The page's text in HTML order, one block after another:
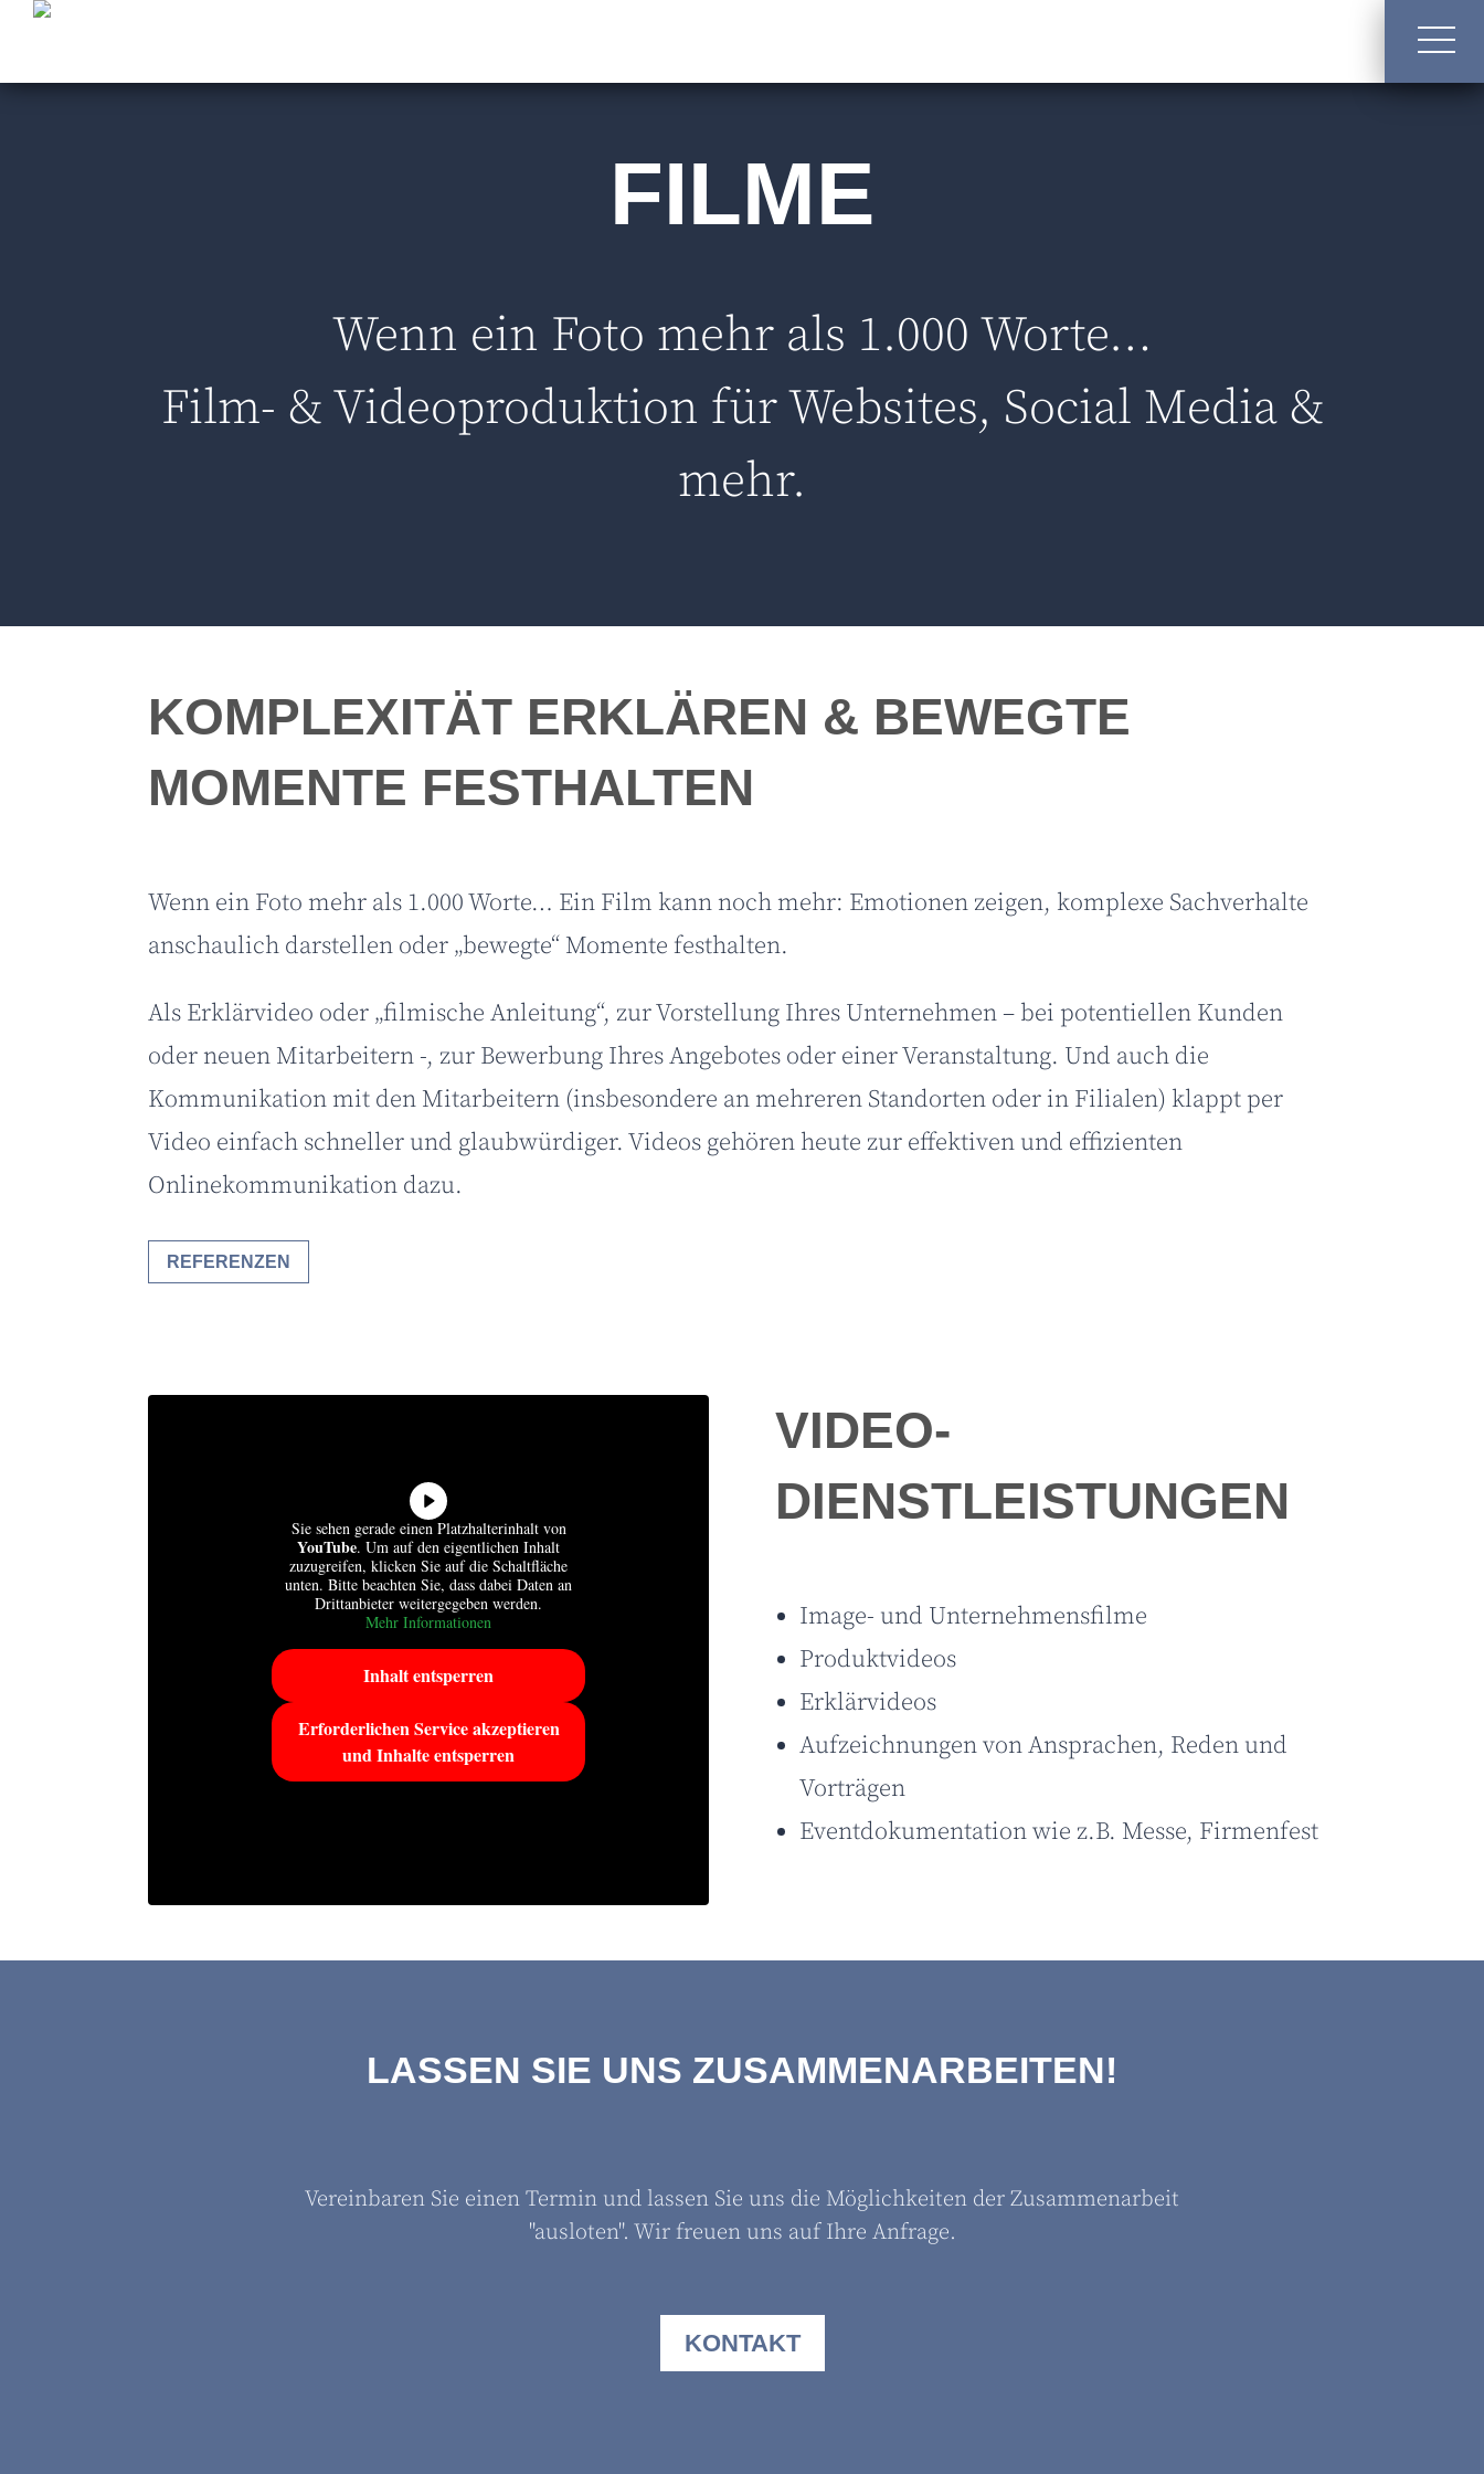
FILME
Wenn ein Foto mehr als 1.000 Worte…
Film- & Videoproduktion für Websites, Social Media &
mehr.
KOMPLEXITÄT ERKLÄREN & BEWEGTE
MOMENTE FESTHALTEN
Wenn ein Foto mehr als 1.000 Worte… Ein Film kann noch mehr: Emotionen zeigen, komplexe Sachverhalte
anschaulich darstellen oder „bewegte“ Momente festhalten.
Als Erklärvideo oder „filmische Anleitung“, zur Vorstellung Ihres Unternehmen – bei potentiellen Kunden
oder neuen Mitarbeitern -, zur Bewerbung Ihres Angebotes oder einer Veranstaltung. Und auch die
Kommunikation mit den Mitarbeitern (insbesondere an mehreren Standorten oder in Filialen) klappt per
Video einfach schneller und glaubwürdiger. Videos gehören heute zur effektiven und effizienten
Onlinekommunikation dazu.
REFERENZEN
Sie sehen gerade einen Platzhalterinhalt von
YouTube. Um auf den eigentlichen Inhalt
zuzugreifen, klicken Sie auf die Schaltfläche
unten. Bitte beachten Sie, dass dabei Daten an
Drittanbieter weitergegeben werden.
Mehr Informationen
Inhalt entsperren
Erforderlichen Service akzeptieren
und Inhalte entsperren
VIDEO-
DIENSTLEISTUNGEN
Image- und Unternehmensfilme
Produktvideos
Erklärvideos
Aufzeichnungen von Ansprachen, Reden und
Vorträgen
Eventdokumentation wie z.B. Messe, Firmenfest
LASSEN SIE UNS ZUSAMMENARBEITEN!
Vereinbaren Sie einen Termin und lassen Sie uns die Möglichkeiten der Zusammenarbeit
"ausloten". Wir freuen uns auf Ihre Anfrage.
KONTAKT